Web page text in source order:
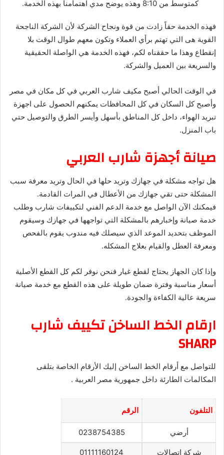
كمتوسط من 8:10 وهذه يوضح مدي اهتمامنا بهذه الخدمة.
فهذه الخدمة حقاً زادت من قوة ونجاح الشركة لأن الشركة الناجحة
القوية هى التي تهتم برأي العملاء وتكون معهم طوال الوقت بلا
إنقطاع وهذا ما حققناه لكم، فهذه الخدمة هي الواصلة الحقيقية
والسريعة بين العميل والشركة.
في الوقت الحالي أصبح مكيف شارب العربي في كل مكان في مصر
وأصبح كل السكان في كل المحافظات يمكنهم الحصول على اجهزة
تبريد الهواء، داخل كل المناطق بأسهل وأيسر الطرق والتوصيل حتي
باب المنزل.
صيانة أجهزة شارب العربي
هل تواجه مشكلة في جهازك وتريد حلها في الحال وتريد معرفة سبب
المشكلة حتى تقي جهازك من الأعطال في المرات القادمة.
فيمكنك الآن الواصل مع خدمة الدعم الفني لتكييفات شارب وطلب
خدمة صيانة وإخبارهم بالمشكلة التي تواجهها في جهازك وسيقوم
الموظف بتحديد الموعد الذي سيصلك فيه مندوب يقوم بالفحص
ومعرفة العطل والقيام بعلاج المشكله.
وإذا كان الجهاز يحتاج لقطع غيار فنحن نوفر لكم كل القطع الأصلية
أسعار مناسبة وفترة ضمان طويلة على هذه القطع مع خدمة صيانة
سريعة عالية الكفاءة والجودة.
ارقام الخط الساخن تكييف شارب
SHARP
للتواصل مع أرقام الخط الساخن إليك الأرقام الخاصة بتلقى
المكالمات الطارئة داخل جمهورية مصر العربية .
التلفون الرقم
أرضي 0238754385
شركة اتصالات 01111160124